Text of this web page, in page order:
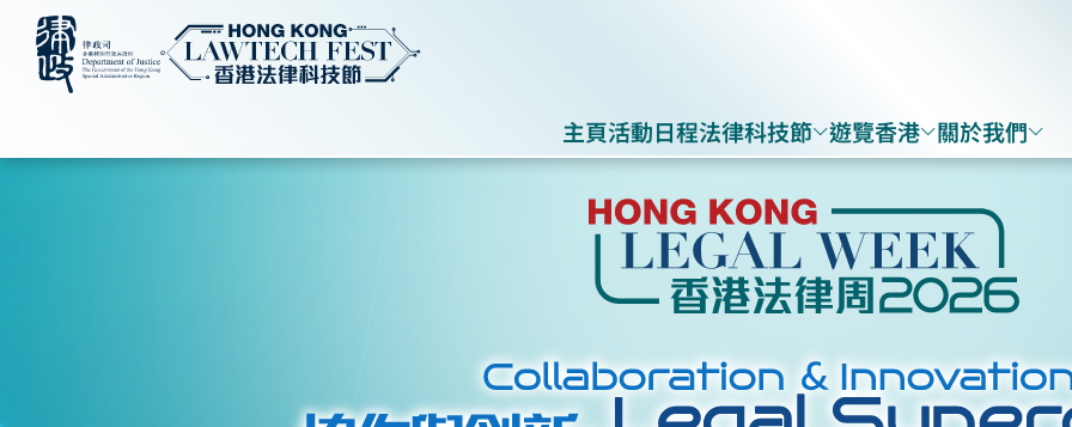
主頁活動日程法律科技節 遊覽香港 關於我們